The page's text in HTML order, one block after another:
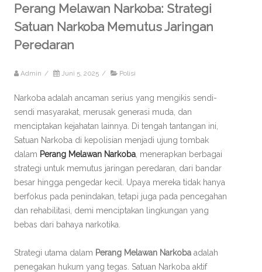
Perang Melawan Narkoba: Strategi
Satuan Narkoba Memutus Jaringan
Peredaran
Admin / Juni 5, 2025 / Polisi
Narkoba adalah ancaman serius yang mengikis sendi-
sendi masyarakat, merusak generasi muda, dan
menciptakan kejahatan lainnya. Di tengah tantangan ini,
Satuan Narkoba di kepolisian menjadi ujung tombak
dalam Perang Melawan Narkoba , menerapkan berbagai
strategi untuk memutus jaringan peredaran, dari bandar
besar hingga pengedar kecil. Upaya mereka tidak hanya
berfokus pada penindakan, tetapi juga pada pencegahan
dan rehabilitasi, demi menciptakan lingkungan yang
bebas dari bahaya narkotika.
Strategi utama dalam Perang Melawan Narkoba adalah
penegakan hukum yang tegas. Satuan Narkoba aktif